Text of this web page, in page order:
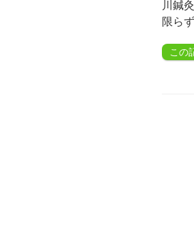
川鍼
限ら
この